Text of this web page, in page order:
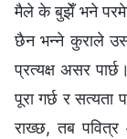
मैले के बुझेँ भने
छैन भन्ने कुराले
प्रत्यक्ष असर
पूरा गर्छ र सत्यता
राख्छ, तब पवित्र